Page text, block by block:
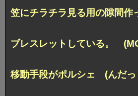
笠にチラチラ見る用の隙間
ブレスレットしている。
移動手段がポルシェ (んだっ